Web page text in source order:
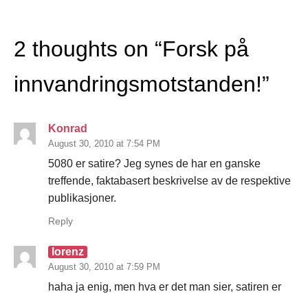
2 thoughts on “Forsk på
innvandringsmotstanden!”
Konrad
August 30, 2010 at 7:54 PM
5080 er satire? Jeg synes de har en ganske
treffende, faktabasert beskrivelse av de respektive
publikasjoner.
Reply
lorenz
August 30, 2010 at 7:59 PM
haha ja enig, men hva er det man sier, satiren er